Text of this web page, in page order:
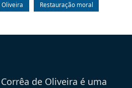
Oliveira Restauração moral
de Oliveira é uma